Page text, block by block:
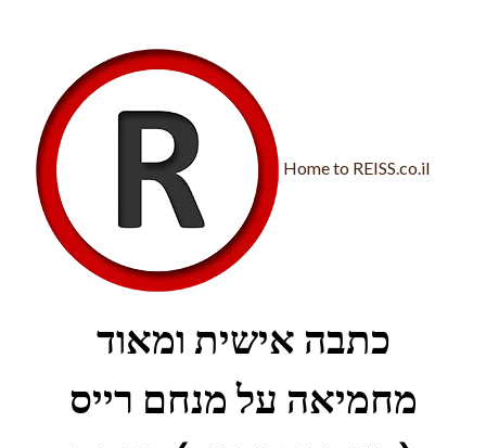
Home to REISS.co.il
כתבה אישית ומאוד
מחמיאה על מנחם רייס